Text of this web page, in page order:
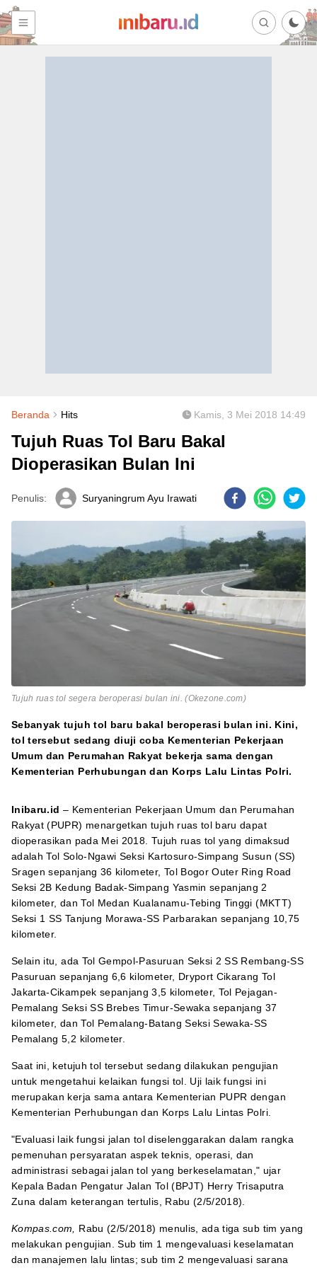
Beranda Hits Kamis, 3 Mei 2018 14:49
Tujuh Ruas Tol Baru Bakal
Dioperasikan Bulan Ini
Penulis: Suryaningrum Ayu Irawati
Tujuh ruas tol segera beroperasi bulan ini. (Okezone.com)
Sebanyak tujuh tol baru bakal beroperasi bulan ini. Kini,
tol tersebut sedang diuji coba Kementerian Pekerjaan
Umum dan Perumahan Rakyat bekerja sama dengan
Kementerian Perhubungan dan Korps Lalu Lintas Polri.
Inibaru.id – Kementerian Pekerjaan Umum dan Perumahan
Rakyat (PUPR) menargetkan tujuh ruas tol baru dapat
dioperasikan pada Mei 2018. Tujuh ruas tol yang dimaksud
adalah Tol Solo-Ngawi Seksi Kartosuro-Simpang Susun (SS)
Sragen sepanjang 36 kilometer, Tol Bogor Outer Ring Road
Seksi 2B Kedung Badak-Simpang Yasmin sepanjang 2
kilometer, dan Tol Medan Kualanamu-Tebing Tinggi (MKTT)
Seksi 1 SS Tanjung Morawa-SS Parbarakan sepanjang 10,75
kilometer.
Selain itu, ada Tol Gempol-Pasuruan Seksi 2 SS Rembang-SS
Pasuruan sepanjang 6,6 kilometer, Dryport Cikarang Tol
Jakarta-Cikampek sepanjang 3,5 kilometer, Tol Pejagan-
Pemalang Seksi SS Brebes Timur-Sewaka sepanjang 37
kilometer, dan Tol Pemalang-Batang Seksi Sewaka-SS
Pemalang 5,2 kilometer.
Saat ini, ketujuh tol tersebut sedang dilakukan pengujian
untuk mengetahui kelaikan fungsi tol. Uji laik fungsi ini
merupakan kerja sama antara Kementerian PUPR dengan
Kementerian Perhubungan dan Korps Lalu Lintas Polri.
"Evaluasi laik fungsi jalan tol diselenggarakan dalam rangka
pemenuhan persyaratan aspek teknis, operasi, dan
administrasi sebagai jalan tol yang berkeselamatan," ujar
Kepala Badan Pengatur Jalan Tol (BPJT) Herry Trisaputra
Zuna dalam keterangan tertulis, Rabu (2/5/2018).
Kompas.com, Rabu (2/5/2018) menulis, ada tiga sub tim yang
melakukan pengujian. Sub tim 1 mengevaluasi keselamatan
dan manajemen lalu lintas; sub tim 2 mengevaluasi sarana